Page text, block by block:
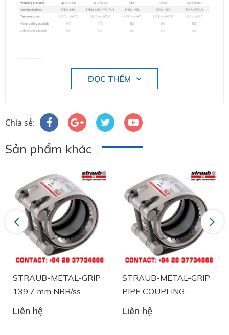
ĐỌC THÊM
Chia sẻ:
Sản phẩm khác
Previous
STRAUB-METAL-GRIP
139.7 mm NBR/ss
Liên hệ
STRAUB-METAL-GRIP
PIPE COUPLING
STRAUB 88.9 mm
NBR/ss
Liên hệ
Next